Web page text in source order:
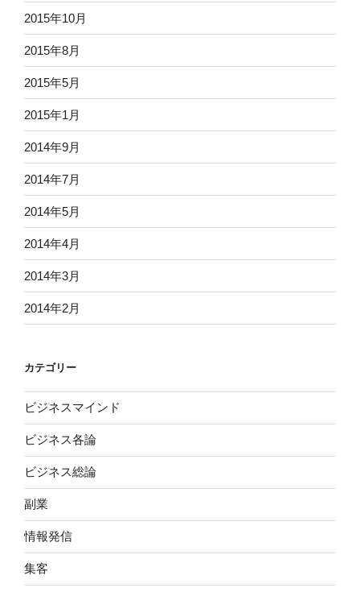
2015年10月
2015年8月
2015年5月
2015年1月
2014年9月
2014年7月
2014年5月
2014年4月
2014年3月
2014年2月
カテゴリー
ビジネスマインド
ビジネス各論
ビジネス総論
副業
情報発信
集客